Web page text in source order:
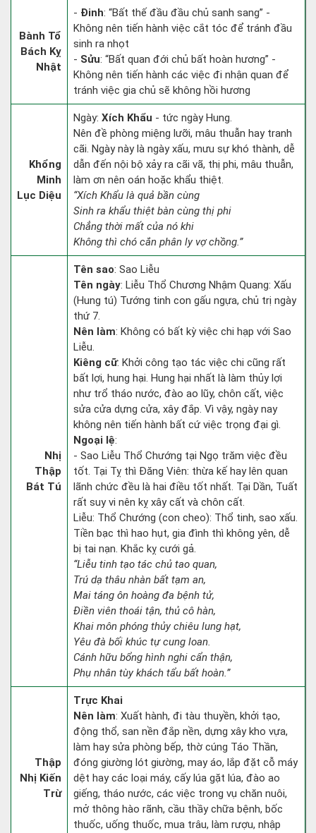
Bành Tổ
Bách Kỵ
Nhật
- Đinh: “Bất thế đầu đầu chủ sanh sang” -
Không nên tiến hành việc cắt tóc để tránh đầu
sinh ra nhọt
- Sửu: “Bất quan đới chủ bất hoàn hương” -
Không nên tiến hành các việc đi nhận quan để
tránh việc gia chủ sẽ không hồi hương
Khổng
Minh
Lục Diệu
Ngày: Xích Khẩu - tức ngày Hung.
Nên đề phòng miệng lưỡi, mâu thuẫn hay tranh
cãi. Ngày này là ngày xấu, mưu sự khó thành, dễ
dẫn đến nội bộ xảy ra cãi vã, thị phi, mâu thuẫn,
làm ơn nên oán hoặc khẩu thiệt.
“Xích Khẩu là quả bần cùng
Sinh ra khẩu thiệt bàn cùng thị phi
Chẳng thời mất của nó khi
Không thì chó cắn phân ly vợ chồng.”
Nhị
Thập
Bát Tú
Tên sao: Sao Liễu
Tên ngày: Liễu Thổ Chương Nhậm Quang: Xấu
(Hung tú) Tướng tinh con gấu ngựa, chủ trị ngày
thứ 7.
Nên làm: Không có bất kỳ việc chi hạp với Sao
Liễu.
Kiêng cữ: Khởi công tạo tác việc chi cũng rất
bất lợi, hung hại. Hung hại nhất là làm thủy lợi
như trổ tháo nước, đào ao lũy, chôn cất, việc
sửa cửa dựng cửa, xây đắp. Vì vậy, ngày nay
không nên tiến hành bất cứ việc trọng đại gì.
Ngoại lệ:
- Sao Liễu Thổ Chướng tại Ngọ trăm việc đều
tốt. Tại Tỵ thì Đăng Viên: thừa kế hay lên quan
lãnh chức đều là hai điều tốt nhất. Tại Dần, Tuất
rất suy vi nên kỵ xây cất và chôn cất.
Liễu: Thổ Chướng (con cheo): Thổ tinh, sao xấu.
Tiền bạc thì hao hụt, gia đình thì không yên, dễ
bị tai nạn. Khắc kỵ cưới gả.
“Liễu tinh tạo tác chủ tao quan,
Trú dạ thâu nhàn bất tạm an,
Mai táng ôn hoàng đa bệnh tử,
Điền viên thoái tận, thủ cô hàn,
Khai môn phóng thủy chiêu lung hạt,
Yêu đà bối khúc tự cung loan.
Cánh hữu bổng hình nghi cẩn thận,
Phụ nhân tùy khách tẩu bất hoàn.”
Thập
Nhị Kiến
Trừ
Trực Khai
Nên làm: Xuất hành, đi tàu thuyền, khởi tạo,
động thổ, san nền đắp nền, dựng xây kho vựa,
làm hay sửa phòng bếp, thờ cúng Táo Thần,
đóng giường lót giường, may áo, lắp đặt cỗ máy
dệt hay các loại máy, cấy lúa gặt lúa, đào ao
giếng, tháo nước, các việc trong vụ chăn nuôi,
mở thông hào rãnh, cầu thầy chữa bệnh, bốc
thuốc, uống thuốc, mua trâu, làm rượu, nhập